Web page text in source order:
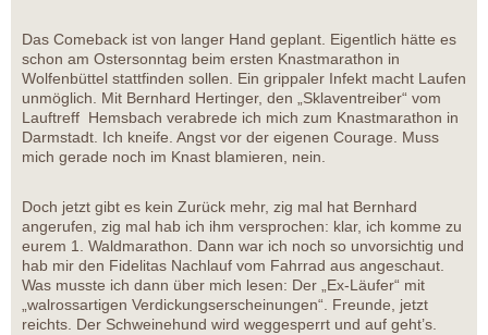
Das Comeback ist von langer Hand geplant. Eigentlich hätte es
schon am Ostersonntag beim ersten Knastmarathon in
Wolfenbüttel stattfinden sollen. Ein grippaler Infekt macht Laufen
unmöglich. Mit Bernhard Hertinger, den „Sklaventreiber“ vom
Lauftreff Hemsbach verabrede ich mich zum Knastmarathon in
Darmstadt. Ich kneife. Angst vor der eigenen Courage. Muss
mich gerade noch im Knast blamieren, nein.
Doch jetzt gibt es kein Zurück mehr, zig mal hat Bernhard
angerufen, zig mal hab ich ihm versprochen: klar, ich komme zu
eurem 1. Waldmarathon. Dann war ich noch so unvorsichtig und
hab mir den Fidelitas Nachlauf vom Fahrrad aus angeschaut.
Was musste ich dann über mich lesen: Der „Ex-Läufer“ mit
„walrossartigen Verdickungserscheinungen“. Freunde, jetzt
reichts. Der Schweinehund wird weggesperrt und auf geht’s.